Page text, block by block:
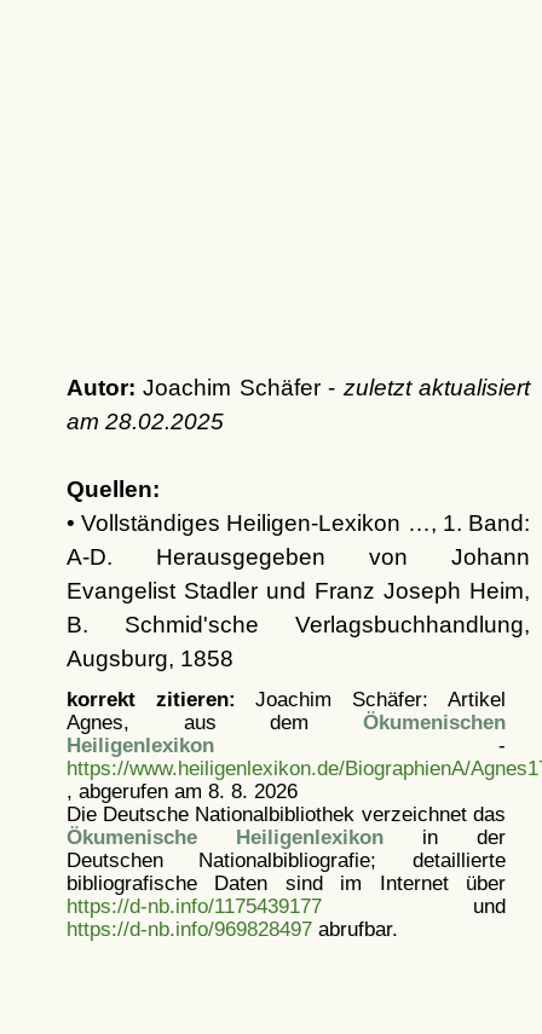
Autor: Joachim Schäfer - zuletzt aktualisiert
am 28.02.2025
Quellen:
• Vollständiges Heiligen-Lexikon …, 1. Band:
A-D. Herausgegeben von Johann
Evangelist Stadler und Franz Joseph Heim,
B. Schmid'sche Verlagsbuchhandlung,
Augsburg, 1858
korrekt zitieren: Joachim Schäfer: Artikel
Agnes, aus dem Ökumenischen
Heiligenlexikon-
https://www.heiligenlexikon.de/BiographienA/
, abgerufen am 8. 8. 2026
Die Deutsche Nationalbibliothek verzeichnet das
Ökumenische Heiligenlexikonin der
Deutschen Nationalbibliografie; detaillierte
bibliografische Daten sind im Internet über
https://d-nb.info/1175439177und
https://d-nb.info/969828497abrufbar.